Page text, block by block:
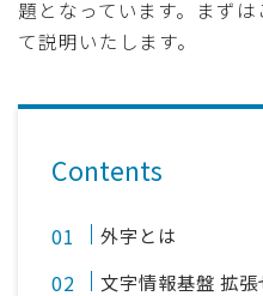
題となっています。まず
て説明いたします。
Contents
外字とは
文字情報基盤 拡